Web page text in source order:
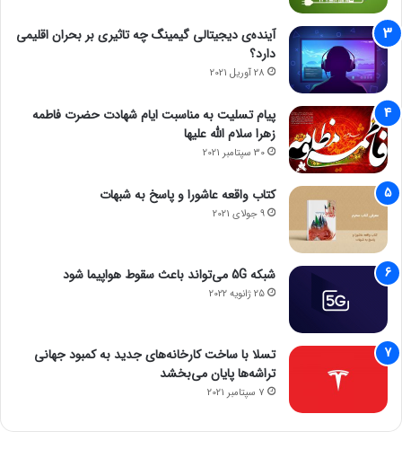
آینده‌ی دیجیتالی گیمینگ چه تاثیری بر بحران اقلیمی
دارد؟
28 آوریل 2021
پیام تسلیت به مناسبت ایام شهادت حضرت فاطمه
زهرا سلام الله علیها
30 سپتامبر 2021
کتاب واقعه عاشورا و پاسخ به شبهات
9 جولای 2021
شبکه 5G می‌تواند باعث سقوط هواپیما شود
25 ژانویه 2022
تسلا با ساخت کارخانه‌های جدید به کمبود جهانی
تراشه‌ها پایان می‌بخشد
7 سپتامبر 2021